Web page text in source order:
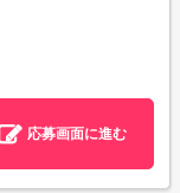
応募画面に進む